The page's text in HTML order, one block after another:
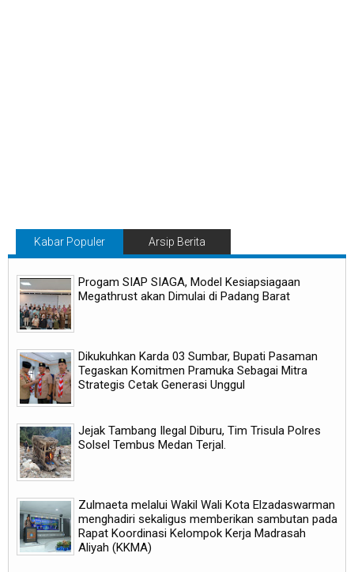
Kabar Populer Arsip Berita
Progam SIAP SIAGA, Model Kesiapsiagaan
Megathrust akan Dimulai di Padang Barat
Dikukuhkan Karda 03 Sumbar, Bupati Pasaman
Tegaskan Komitmen Pramuka Sebagai Mitra
Strategis Cetak Generasi Unggul
Jejak Tambang Ilegal Diburu, Tim Trisula Polres
Solsel Tembus Medan Terjal.
Zulmaeta melalui Wakil Wali Kota Elzadaswarman
menghadiri sekaligus memberikan sambutan pada
Rapat Koordinasi Kelompok Kerja Madrasah
Aliyah (KKMA)